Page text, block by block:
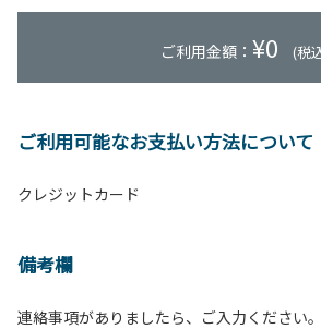
ご利用金額： ¥0 (税
ご利用可能なお支払い方法について
クレジットカード
備考欄
連絡事項がありましたら、ご入力ください